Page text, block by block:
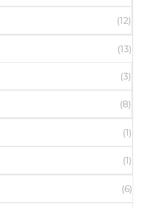
(12)
(13)
(3)
(8)
(1)
(1)
(6)